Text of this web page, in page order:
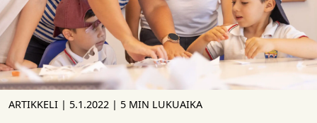
ARTIKKELI | 5.1.2022 | 5 MIN LUKUAIKA